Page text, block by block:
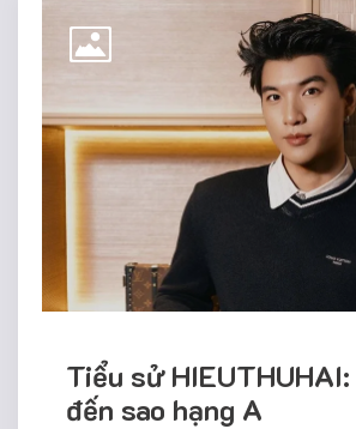
Tiểu sử
đến sao hạng A